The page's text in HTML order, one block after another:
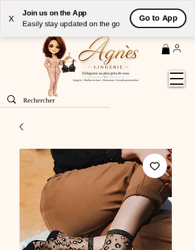
X
Join us on the App
Easily stay updated on the go
Go to App
Livraison GRATUITE(à partir de 59€) à domicile par
Colissimo en France métropolitaine